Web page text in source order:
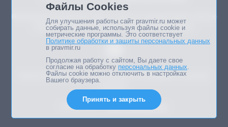
Републикация материалов сайта в печатных изданиях (книгах, прессе)
возможна только с письменного разрешения редакции.
Мнение авторов статей портала может не совпадать с позицией
Дизайн сайта -
Файлы Cookies
Для улучшения работы сайт pravmir.ru может
собирать данные, используя файлы cookie и
метрические программы. Это соответствует
Политике обработки и защиты персональных данных
в pravmir.ru
Продолжая работу с сайтом, Вы даете свое
согласие на обработку персональных данных.
Файлы cookie можно отключить в настройках
Вашего браузера.
Принять и закрыть